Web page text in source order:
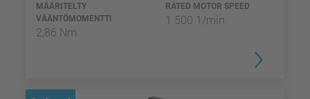
MÄÄRITELTY
VÄÄNTÖMOMENTTI
2,86 Nm
RATED MOTOR SPEED
1 500 1/min